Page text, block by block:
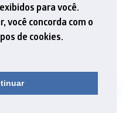
para você.
você concorda com o
de cookies.
ESCOLAR LTDA
.Site desenvolvido por Adapta,
& Design